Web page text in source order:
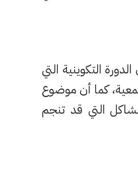
التكوينية التي
كما أن موضوع
التي قد تنجم